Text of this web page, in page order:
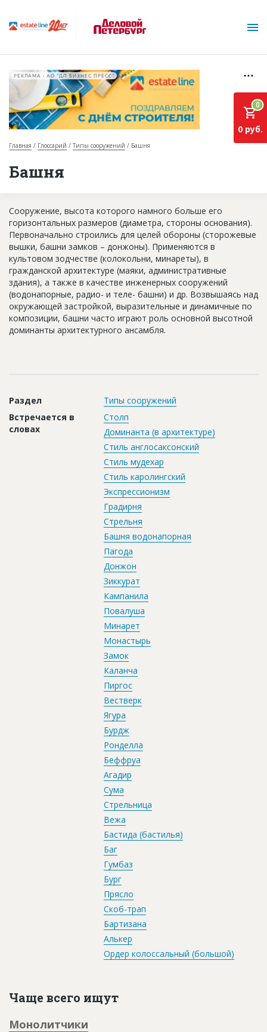
О проекте
База строящихся объектов
Инвестпроекты
Глоссарий
Новости
Платные услуги
Пресс-релизы
РЕКЛАМА • АО "ДП БИЗНЕС ПРЕСС"
Главная Глоссарий Типы сооружений Башня
Башня
0
0 руб.
Сооружение, высота которого намного больше его
горизонтальных размеров (диаметра, стороны основания).
Первоначально строились для целей обороны (сторожевые
вышки, башни замков – донжоны). Применяются в
культовом зодчестве (колокольни, минареты), в
гражданской архитектуре (маяки, административные
здания), а также в качестве инженерных сооружений
(водонапорные, радио- и теле- башни) и др. Возвышаясь над
окружающей застройкой, выразительные и динамичные по
композиции, башни часто играют роль основной высотной
доминанты архитектурного ансамбля.
Раздел
Типы сооружений
Встречается в
словах
Столп
Доминанта (в архитектуре)
Стиль англосаксонский
Стиль мудехар
Стиль каролингский
Экспрессионизм
Градирня
Стрельня
Башня водонапорная
Пагода
Донжон
Зиккурат
Кампанила
Повалуша
Минарет
Монастырь
Замок
Каланча
Пиргос
Вестверк
Ягура
Бурдж
Ронделла
Беффруа
Агадир
Сума
Стрельница
Вежа
Бастида (бастилья)
Баг
Гумбаз
Бург
Прясло
Скоб-трап
Бартизана
Алькер
Ордер колоссальный (большой)
Чаще всего ищут
Монолитчики